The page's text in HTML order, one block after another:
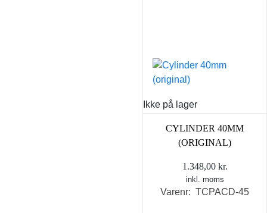
Ikke på lager
CYLINDER 40MM
(ORIGINAL)
1.348,00 kr.
inkl. moms
Varenr: TCPACD-45